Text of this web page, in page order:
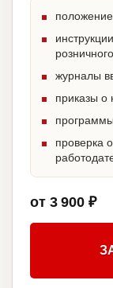
журналы
приказы о
проверка
от 3 900 ₽